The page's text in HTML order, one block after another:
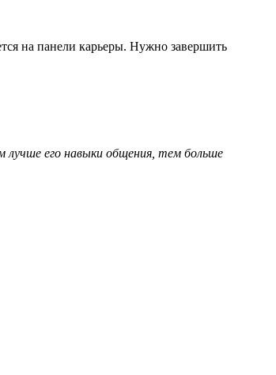
на панели карьеры. Нужно завершить
его навыки общения, тем больше